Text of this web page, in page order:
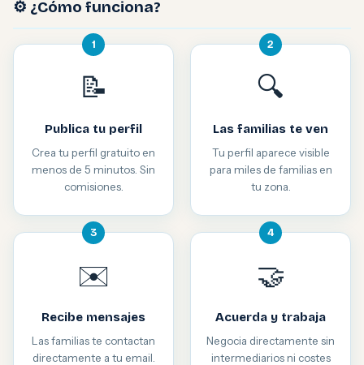
⚙️ ¿Cómo funciona?
1
📝
Publica tu perfil
Crea tu perfil gratuito en
menos de 5 minutos. Sin
comisiones.
2
🔍
Las familias te ven
Tu perfil aparece visible
para miles de familias en
tu zona.
3
✉️
Recibe mensajes
Las familias te contactan
directamente a tu email.
4
🤝
Acuerda y trabaja
Negocia directamente sin
intermediarios ni costes